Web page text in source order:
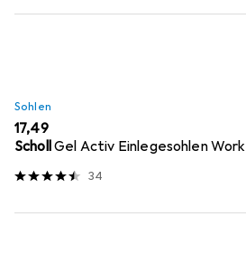
Sohlen
EUR
17,49
SchollGel Activ Einlegesohlen Work
34